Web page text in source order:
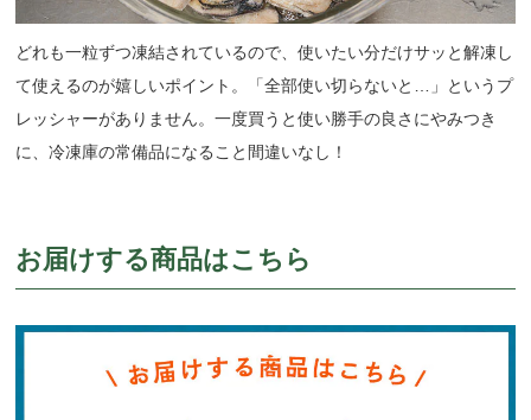
どれも一粒ずつ凍結されているので、使いたい分だけサッと解凍し
て使えるのが嬉しいポイント。「全部使い切らないと…」というプ
レッシャーがありません。一度買うと使い勝手の良さにやみつき
に、冷凍庫の常備品になること間違いなし！
お届けする商品はこちら